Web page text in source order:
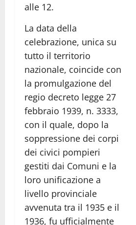
alle 12.
La data della
celebrazione, unica su
tutto il territorio
nazionale, coincide con
la promulgazione del
regio decreto legge 27
febbraio 1939, n. 3333,
con il quale, dopo la
soppressione dei corpi
dei civici pompieri
gestiti dai Comuni e la
loro unificazione a
livello provinciale
avvenuta tra il 1935 e il
1936, fu ufficialmente